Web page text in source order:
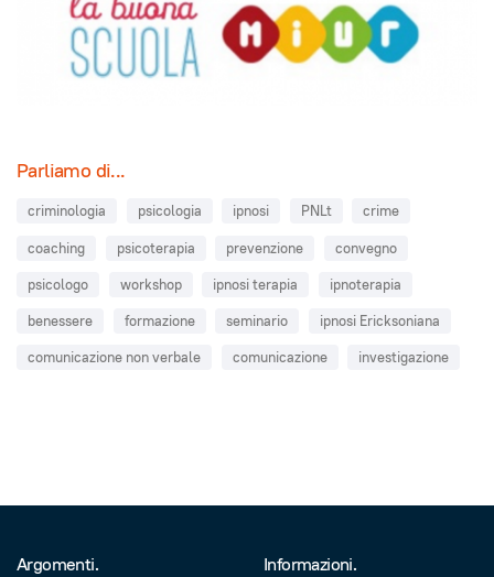
Parliamo di...
criminologia psicologia ipnosi PNLt
crime
coaching
psicoterapia prevenzione
convegno
psicologo
workshop ipnosi terapia
ipnoterapia
benessere
formazione seminario
ipnosi Ericksoniana
comunicazione non verbale
comunicazione investigazione
Argomenti. Informazioni.